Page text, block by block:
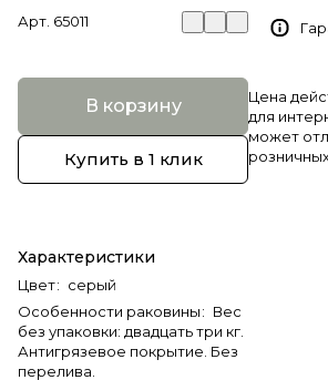
Арт. 65011
В корзину
Купить в 1 клик
Характеристики
Цвет: серый
Особенности раковины: Вес
без упаковки: двадцать три кг.
Антигрязевое покрытие. Без
перелива.
Цена
для
может